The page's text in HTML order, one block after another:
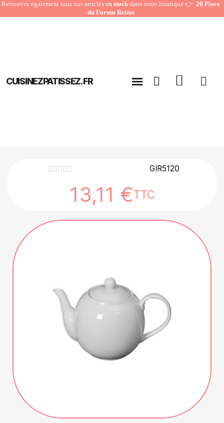
Retrouvez également tous nos articles en stock dans notre boutique 👉20 Place
du Forum Reims
CUISINEZPATISSEZ.FR
     GIR5120
13,11 €TTC